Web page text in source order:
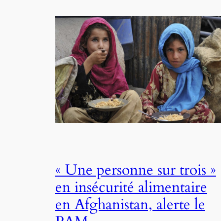
« Une personne sur trois »
en insécurité alimentaire
en Afghanistan, alerte le